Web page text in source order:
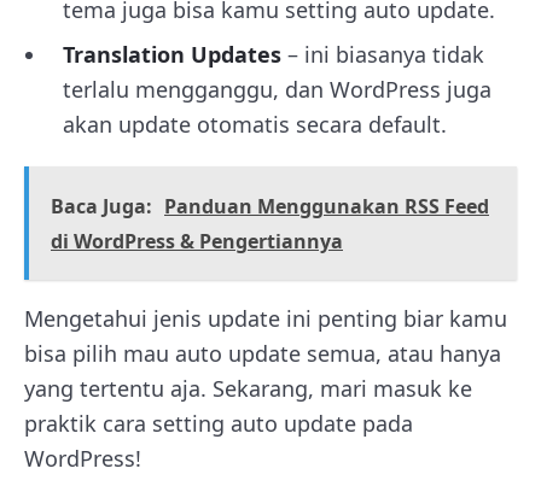
tema juga bisa kamu setting auto update.
Translation Updates – ini biasanya tidak
terlalu mengganggu, dan WordPress juga
akan update otomatis secara default.
Baca Juga: Panduan Menggunakan RSS Feed
di WordPress & Pengertiannya
Mengetahui jenis update ini penting biar kamu
bisa pilih mau auto update semua, atau hanya
yang tertentu aja. Sekarang, mari masuk ke
praktik cara setting auto update pada
WordPress!